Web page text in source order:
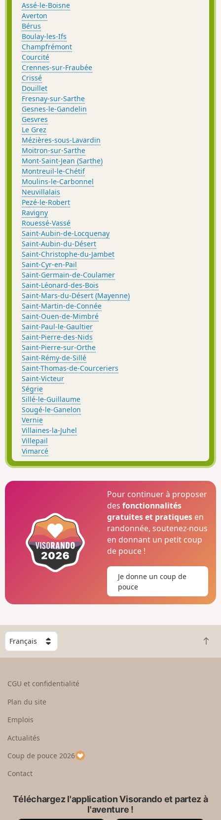
Assé-le-Boisne
Averton
Bérus
Boulay-les-Ifs
Champfrémont
Courcité
Crennes-sur-Fraubée
Crissé
Douillet
Fresnay-sur-Sarthe
Gesnes-le-Gandelin
Gesvres
Le Grez
Mézières-sous-Lavardin
Moitron-sur-Sarthe
Mont-Saint-Jean (Sarthe)
Montreuil-le-Chétif
Moulins-le-Carbonnel
Neuvillalais
Pezé-le-Robert
Ravigny
Rouessé-Vassé
Saint-Aubin-de-Locquenay
Saint-Aubin-du-Désert
Saint-Christophe-du-Jambet
Saint-Cyr-en-Pail
Saint-Germain-de-Coulamer
Saint-Léonard-des-Bois
Saint-Mars-du-Désert (Mayenne)
Saint-Martin-de-Connée
Saint-Ouen-de-Mimbré
Saint-Paul-le-Gaultier
Saint-Pierre-des-Nids
Saint-Pierre-sur-Orthe
Saint-Rémy-de-Sillé
Saint-Thomas-de-Courceriers
Saint-Victeur
Ségrie
Sillé-le-Guillaume
Sougé-le-Ganelon
Vernie
Villaines-la-Juhel
Villepail
Vimarcé
Pour continuer à proposer
desfonctionnalités
gratuites et pratiques en
randonnée, soutenez-nous
en donnant un petit coup
de pouce !
Je donne un coup de
pouce
C
h
o
e
u
p
a
R
e
CGU et confidentialité
Plan du site
Emplois
Actualités
Coup de pouce 2026
Contact
Téléchargez l'application Visorando et partez à
l'aventure !